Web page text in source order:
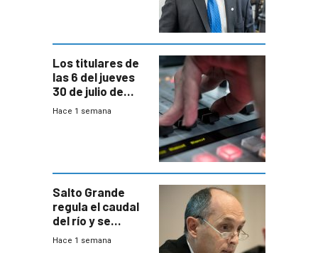
Los titulares de
las 6 del jueves
30 de julio de
2026
Hace 1 semana
Salto Grande
regula el caudal
del río y se
prepara para un
Hace 1 semana